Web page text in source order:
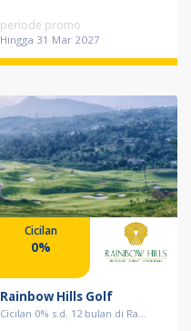
periode promo
Hingga 31 Mar 2027
Cicilan
0%
Rainbow Hills Golf
Cicilan 0% s.d. 12 bulan di Ra...